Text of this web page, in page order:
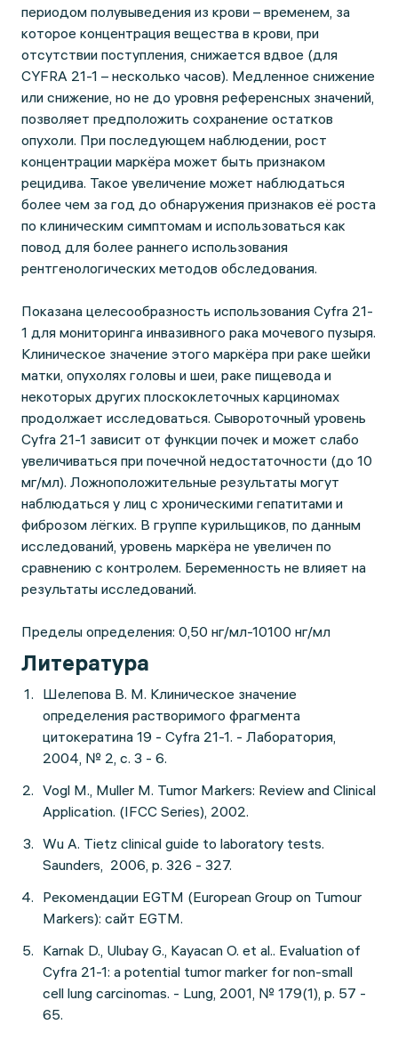
периодом полувыведения из крови – временем, за
которое концентрация вещества в крови, при
отсутствии поступления, снижается вдвое (для
CYFRA 21-1 – несколько часов). Медленное снижение
или снижение, но не до уровня референсных значений,
позволяет предположить сохранение остатков
опухоли. При последующем наблюдении, рост
концентрации маркёра может быть признаком
рецидива. Такое увеличение может наблюдаться
более чем за год до обнаружения признаков её роста
по клиническим симптомам и использоваться как
повод для более раннего использования
рентгенологических методов обследования.
Показана целесообразность использования Cyfra 21-
1 для мониторинга инвазивного рака мочевого пузыря.
Клиническое значение этого маркёра при раке шейки
матки, опухолях головы и шеи, раке пищевода и
некоторых других плоскоклеточных карциномах
продолжает исследоваться. Сывороточный уровень
Cyfra 21-1 зависит от функции почек и может слабо
увеличиваться при почечной недостаточности (до 10
мг/мл). Ложноположительные результаты могут
наблюдаться у лиц с хроническими гепатитами и
фиброзом лёгких. В группе курильщиков, по данным
исследований, уровень маркёра не увеличен по
сравнению с контролем. Беременность не влияет на
результаты исследований.
Пределы определения: 0,50 нг/мл-10100 нг/мл
Литература
Шелепова В. М. Клиническое значение
определения растворимого фрагмента
цитокератина 19 - Cyfra 21-1. - Лаборатория,
2004, № 2, с. 3 - 6.
Vogl M., Muller M. Tumor Markers: Review and Clinical
Application. (IFCC Series), 2002.
Wu A. Tietz clinical guide to laboratory tests.
Saunders, 2006, p. 326 - 327.
Рекомендации EGTM (European Group on Tumour
Markers): сайт EGTM.
Karnak D., Ulubay G., Kayacan O. et al.. Evaluation of
Cyfra 21-1: a potential tumor marker for non-small
cell lung carcinomas. - Lung, 2001, № 179(1), p. 57 -
65.